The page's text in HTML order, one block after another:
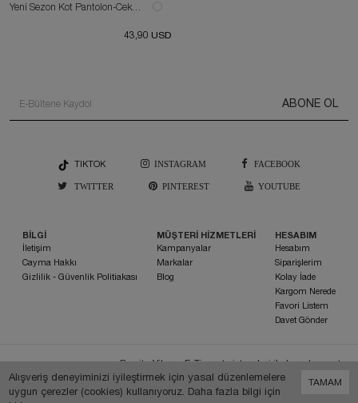
Yeni Sezon Kot Pantolon-Ceket Takım
43,90 USD
ABONE OL
TIKTOK INSTAGRAM FACEBOOK
TWITTER PINTEREST YOUTUBE
BİLGİ
İletişim
Cayma Hakkı
Gizlilik - Güvenlik Politiakası
MÜŞTERİ HİZMETLERİ
Kampanyalar
Markalar
Blog
HESABIM
Hesabım
Siparişlerim
Kolay İade
Kargom Nerede
Favori Listem
Davet Gönder
Bu siteVikaon E-Ticaret sistemleriile hazırlanmıştır.
TAMAM
Alışveriş deneyiminizi iyileştirmek için yasal düzenlemelere
uygun çerezler (cookies) kullanıyoruz. Daha fazla bilgi için